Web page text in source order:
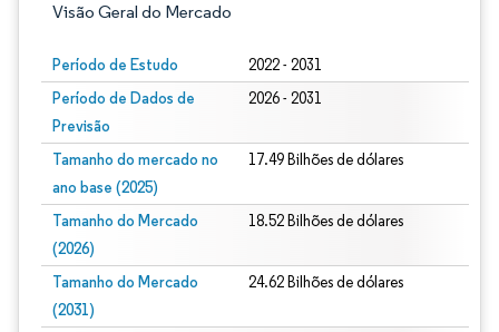
Visão Geral do Mercado
Período de Estudo 2022 - 2031
Período de Dados de
Previsão
2026 - 2031
Tamanho do mercado no
ano base (2025)
17.49 Bilhões de dólares
Tamanho do Mercado
(2026)
18.52 Bilhões de dólares
Tamanho do Mercado
(2031)
24.62 Bilhões de dólares